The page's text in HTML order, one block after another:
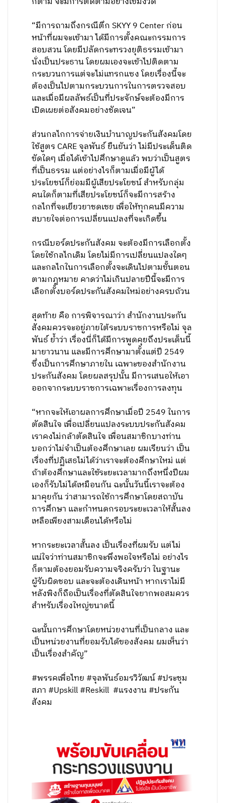
“มีการถามถึงกรณีตึก SKYY 9 Center ก่อน
หน้าที่ผมจะเข้ามา ได้มีการตั้งคณะกรรมการ
สอบสวน โดยมีปลัดกระทรวงยุติธรรมเข้ามา
นั่งเป็นประธาน โดยผมเองจะเข้าไปติดตาม
กระบวนการแต่จะไม่แทรกแซง โดยเรื่องนี้จะ
ต้องเป็นไปตามกระบวนการในการตรวจสอบ
และเมื่อมีผลลัพธ์เป็นที่ประจักษ์จะต้องมีการ
เปิดเผยต่อสังคมอย่างชัดเจน”
ส่วนกลไกการจ่ายเงินบำนาญประกันสังคมโดย
ใช้สูตร CARE จุลพันธ์ ยืนยันว่า ไม่มีประเด็นติด
ขัดใดๆ เมื่อได้เข้าไปศึกษาดูแล้ว พบว่าเป็นสูตร
ที่เป็นธรรม แต่อย่างไรก็ตามเมื่อมีผู้ได้
ประโยชน์ก็ย่อมมีผู้เสียประโยชน์ สำหรับกลุ่ม
คนใดก็ตามที่เสียประโยชน์ก็จะมีการสร้าง
กลไกที่จะเยียวยาชดเชย เพื่อให้ทุกคนมีความ
สบายใจต่อการเปลี่ยนแปลงที่จะเกิดขึ้น
กรณีบอร์ดประกันสังคม จะต้องมีการเลือกตั้ง
โดยใช้กลไกเดิม โดยไม่มีการเปลี่ยนแปลงใดๆ
และกลไกในการเลือกตั้งจะเดินไปตามขั้นตอน
ตามกฎหมาย คาดว่าไม่เกินปลายปีนี้จะมีการ
เลือกตั้งบอร์ดประกันสังคมใหม่อย่างครบถ้วน
สุดท้าย คือ การพิจารณาว่า สำนักงานประกัน
สังคมควรจะอยู่ภายใต้ระบบราชการหรือไม่ จุล
พันธ์ ย้ำว่า เรื่องนี่ก็ได้มีการพูดคุยถึงประเด็นนี้
มายาวนาน และมีการศึกษามาตั้งแต่ปี 2549
ซึ่งเป็นการศึกษาภายใน เฉพาะของสำนักงาน
ประกันสังคม โดยผลสรุปนั้น มีการเสนอให้เอา
ออกจากระบบราชการเฉพาะเรื่องการลงทุน
“หากจะให้เอาผลการศึกษาเมื่อปี 2549 ในการ
ตัดสินใจ เพื่อเปลี่ยนแปลงระบบประกันสังคม
เราคงไม่กล้าตัดสินใจ เพื่อนสมาชิกบางท่าน
บอกว่าไม่จำเป็นต้องศึกษาเลย ผมเรียนว่า เป็น
เรื่องที่ปฏิเสธไม่ได้ว่าเราจะต้องศึกษาใหม่ แต่
ถ้าต้องศึกษาและใช้ระยะเวลามากถึงหนึ่งปีผม
เองก็รับไม่ได้เหมือนกัน ฉะนั้นวันนี้เราจะต้อง
มาคุยกัน ว่าสามารถใช้การศึกษาโดยสถาบัน
การศึกษา และกำหนดกรอบระยะเวลาให้สั้นลง
เหลือเพียงสามเดือนได้หรือไม่
หากระยะเวลาสั้นลง เป็นเรื่องที่ผมรับ แต่ไม่
แน่ใจว่าท่านสมาชิกจะพึงพอใจหรือไม่ อย่างไร
ก็ตามต้องยอมรับความจริงครับว่า ในฐานะ
ผู้รับผิดชอบ และจะต้องเดินหน้า หากเราไม่มี
หลังพิงก็ถือเป็นเรื่องที่ตัดสินใจยากพอสมควร
สำหรับเรื่องใหญ่ขนาดนี้
ฉะนั้นการศึกษาโดยหน่วยงานที่เป็นกลาง และ
เป็นหน่วยงานที่ยอมรับได้ของสังคม ผมเห็นว่า
เป็นเรื่องสำคัญ”
#พรรคเพื่อไทย #จุลพันธ์อมรวิวัฒน์ #ประชุม
สภา #Upskill #Reskill #แรงงาน #ประกัน
สังคม